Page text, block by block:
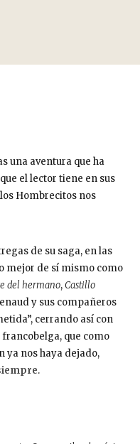
una aventura que ha
el lector tiene en sus
Hombrecitos nos
de su saga, en las
mejor de sí mismo como
del hermano,Castillo
y sus compañeros
cerrando así con
que como
ya nos haya dejado,
.